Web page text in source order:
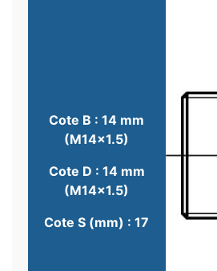
Cote B : 14 mm
(M14x1.5)
Cote D : 14 mm
(M14x1.5)
Cote S (mm) : 17